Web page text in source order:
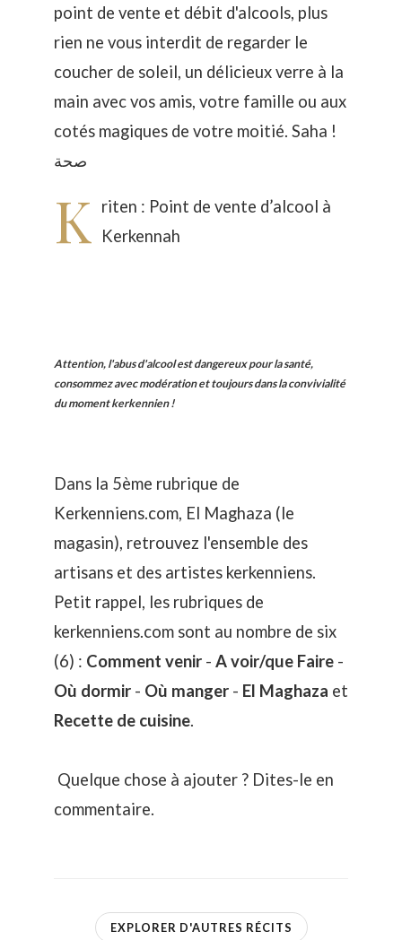
point de vente et débit d'alcools, plus
rien ne vous interdit de regarder le
coucher de soleil, un délicieux verre à la
main avec vos amis, votre famille ou aux
cotés magiques de votre moitié. Saha !
صحة
K riten : Point de vente d’alcool à
Kerkennah
Attention, l'abus d'alcool est dangereux pour la santé,
consommez avec modération et toujours dans la convivialité
du moment kerkennien !
Dans la 5ème rubrique de
Kerkenniens.com, El Maghaza (le
magasin), retrouvez l'ensemble des
artisans et des artistes kerkenniens.
Petit rappel, les rubriques de
kerkenniens.com sont au nombre de six
(6) : Comment venir - A voir/que Faire -
Où dormir - Où manger - El Maghaza et
Recette de cuisine.
Quelque chose à ajouter ? Dites-le en
commentaire.
EXPLORER D'AUTRES RÉCITS